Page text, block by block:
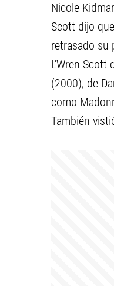
Nicole
Scott dijo
retrasado su
L'Wren Scott
(2000), de
como
También